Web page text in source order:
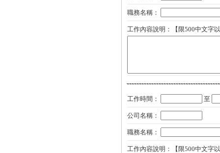
職務名稱：
工作內容說明：【限500中文字
工作時間： 至
公司名稱：
職務名稱：
工作內容說明：【限500中文字